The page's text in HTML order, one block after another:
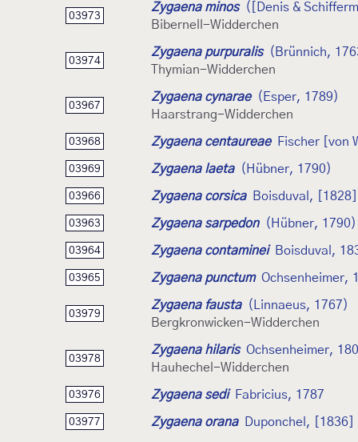
03973
Zygaena minos
([Denis &
Bibernell-Widderchen
03974
Zygaena purpuralis
(Brünnich,
Thymian-Widderchen
03967
Zygaena cynarae
(Esper, 1789)
Haarstrang-Widderchen
03968 Zygaena centaureae Fischer [von
03969 Zygaena laeta (Hübner, 1790)
03966 Zygaena corsica Boisduval, [1828]
03963 Zygaena sarpedon (Hübner, 1790)
03964 Zygaena contaminei Boisduval,
03965 Zygaena punctum Ochsenheimer,
03979
Zygaena fausta
(Linnaeus, 1767)
Bergkronwicken-Widderchen
03978
Zygaena hilaris Ochsenheimer,
Hauhechel-Widderchen
03976 Zygaena sedi Fabricius, 1787
03977 Zygaena orana Duponchel, [1836]